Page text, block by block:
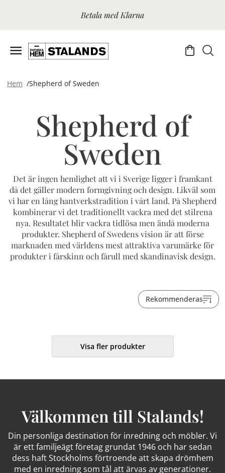
Betala med Klarna
Hem Shepherd of Sweden
Shepherd of
Sweden
Det är ingen hemlighet att vi i Sverige ligger i framkant
då det gäller modern formgivning och design. Likväl som
vi har en lång hantverkstradition i vårt land. På Shepherd
kombinerar vi det traditionellt vackra med det stilrena
nya. Resultatet blir vackra tidlösa men ändå moderna
produkter. Shepherd of Swedens vision är att förse
marknaden med världens mest attraktiva varumärke för
produkter i fårskinn och fårull med skandinavisk design.
Rekommenderas
Visa fler produkter
Välkommen till Stalands!
Din personliga destination för inredning och möbler. Vi
är ett familjeägt företag grundat 1946 och har sedan
dess haft Stockholms förtroende att skapa drömhem
med en inredning som tål att ärvas av generationer.